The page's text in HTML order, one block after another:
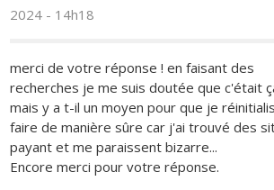
2024 - 14h18
merci de votre réponse ! en faisant des
recherches je me suis doutée que c'était
mais y a t-il un moyen pour que je
faire de manière sûre car j'ai trouvé des
payant et me paraissent bizarre...
Encore merci pour votre réponse.